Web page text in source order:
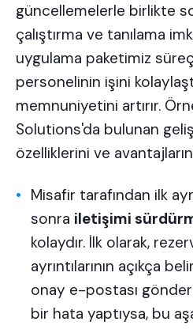
güncellemelerle birlikte
çalıştırma ve tanılama
uygulama paketimiz
personelinin işini
memnuniyetini artırır.
Solutions'da bulunan
özelliklerini ve
Misafir tarafından ilk
sonra iletişimi
kolaydır. İlk olarak,
ayrıntılarının açıkça
onay e-postası
bir hata yaptıysa, bu